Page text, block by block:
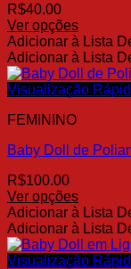
escolhidas
na
página
do
produto
R$40.00
Ver opções
Este
produto
tem
várias
As
podem
escolhidas
na
página
do
produto
Adicionar à Lista
Adicionar à Lista
Visualização
FEMININO
Baby Doll de
R$100.00
Ver opções
Este
produto
tem
várias
Adicionar à Lista
Adicionar à Lista
Visualização